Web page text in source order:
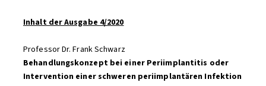
Inhalt der Ausgabe 4/2020
Professor Dr. Frank Schwarz
Behandlungskonzept bei einer Periimplantitis oder
Intervention einer schweren periimplantären Infektion